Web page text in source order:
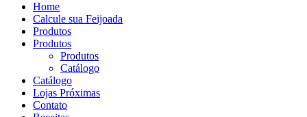
Home
Calcule sua Feijoada
Produtos
Produtos
Produtos
Catálogo
Catálogo
Lojas Próximas
Contato